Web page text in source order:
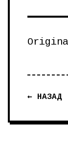
← НАЗАД